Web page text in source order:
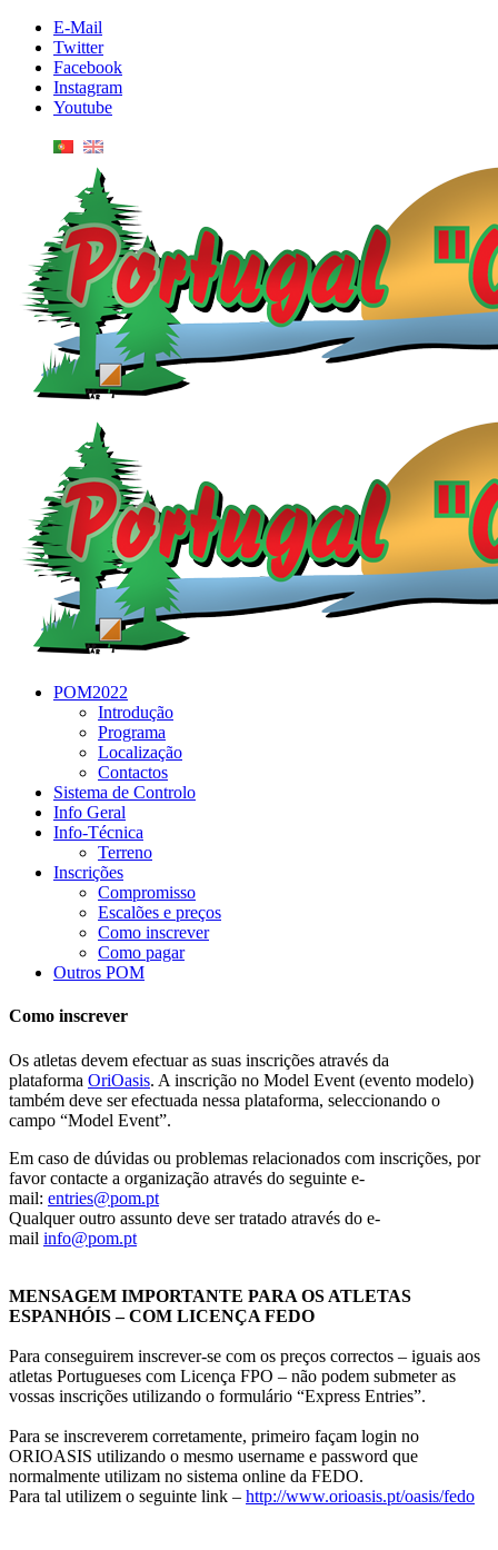
E-Mail
Twitter
Facebook
Instagram
Youtube
POM2022
Introdução
Programa
Localização
Contactos
Sistema de Controlo
Info Geral
Info-Técnica
Terreno
Inscrições
Compromisso
Escalões e preços
Como inscrever
Como pagar
Outros POM
Como inscrever
Os atletas devem efectuar as suas inscrições através da
plataforma OriOasis. A inscrição no Model Event (evento modelo)
também deve ser efectuada nessa plataforma, seleccionando o
campo “Model Event”.
Em caso de dúvidas ou problemas relacionados com inscrições, por
favor contacte a organização através do seguinte e-
mail: entries@pom.pt
Qualquer outro assunto deve ser tratado através do e-
mail info@pom.pt
MENSAGEM IMPORTANTE PARA OS ATLETAS
ESPANHÓIS – COM LICENÇA FEDO
Para conseguirem inscrever-se com os preços correctos – iguais aos
atletas Portugueses com Licença FPO – não podem submeter as
vossas inscrições utilizando o formulário “Express Entries”.
Para se inscreverem corretamente, primeiro façam login no
ORIOASIS utilizando o mesmo username e password que
normalmente utilizam no sistema online da FEDO.
Para tal utilizem o seguinte link – http://www.orioasis.pt/oasis/fedo